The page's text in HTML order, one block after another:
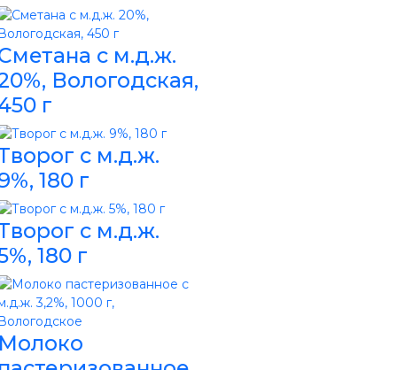
с м.д.ж.
Вологодская,
г
с м.д.ж.
180 г
с м.д.ж.
180 г